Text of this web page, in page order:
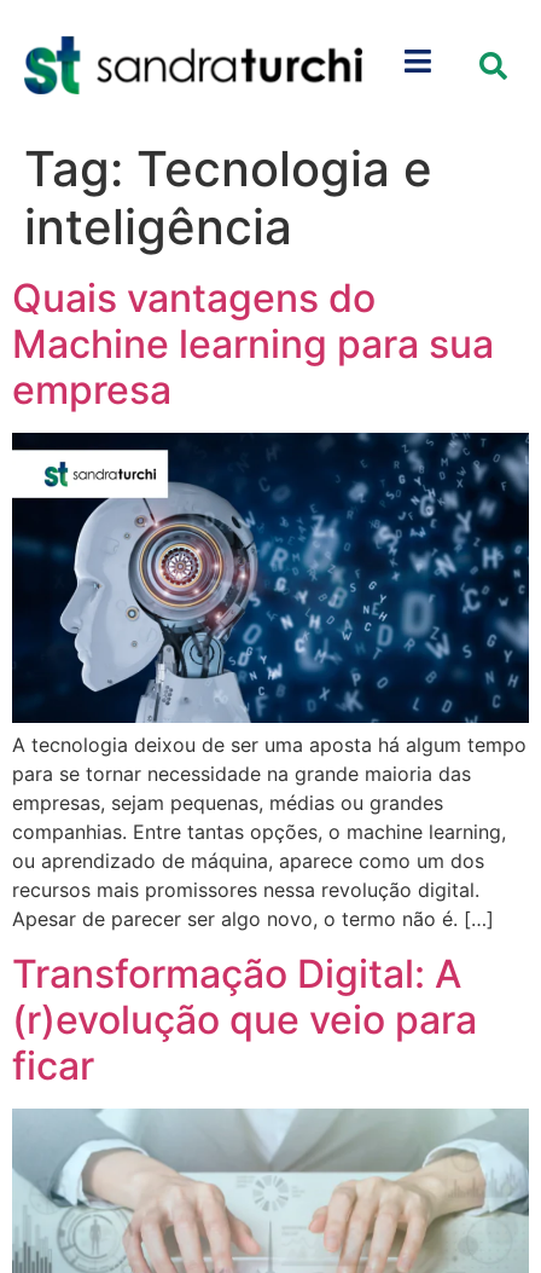
Tag: Tecnologia e
inteligência
Quais vantagens do
Machine learning para sua
empresa
A tecnologia deixou de ser uma aposta há algum tempo
para se tornar necessidade na grande maioria das
empresas, sejam pequenas, médias ou grandes
companhias. Entre tantas opções, o machine learning,
ou aprendizado de máquina, aparece como um dos
recursos mais promissores nessa revolução digital.
Apesar de parecer ser algo novo, o termo não é. […]
Transformação Digital: A
(r)evolução que veio para
ficar